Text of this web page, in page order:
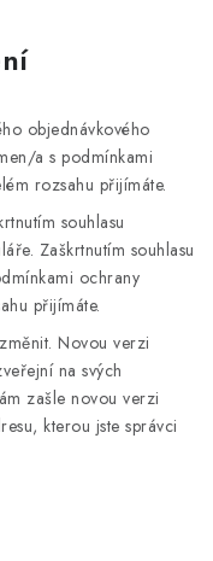
objednávkového
a s podmínkami
rozsahu přijímáte.
souhlasu
Zaškrtnutím souhlasu
ochrany
přijímáte.
Novou verzi
na svých
zašle novou verzi
kterou jste správci